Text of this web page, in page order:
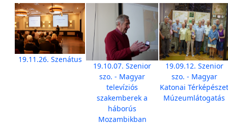
19.11.26. Szenátus
19.10.07. Szenior
szo. - Magyar
televíziós
szakemberek a
háborús
Mozambikban
19.09.12. Szenior
szo. - Magyar
Katonai Térképészet
Múzeumlátogatás